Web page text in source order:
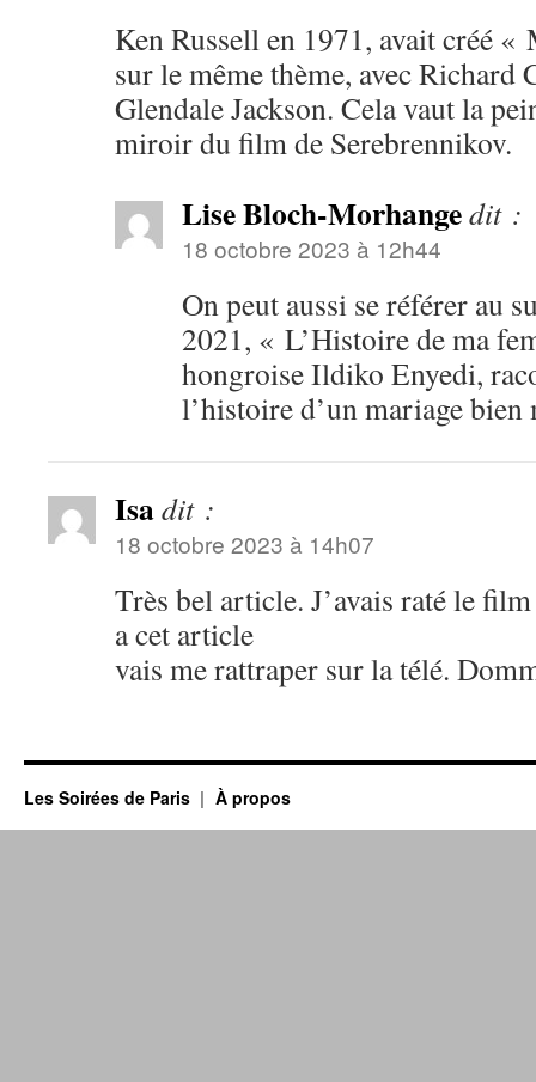
Ken Russell en 1971, avait créé
sur le même thème, avec Richard
Glendale Jackson. Cela vaut la
miroir du film de Serebrennikov.
Lise Bloch-Morhangedit :
18 octobre 2023 à 12h44
On peut aussi se référer au
2021, « L’Histoire de ma
hongroise Ildiko Enyedi,
l’histoire d’un mariage
Isadit :
18 octobre 2023 à 14h07
Très bel article. J’avais raté le
a cet article
vais me rattraper sur la télé.
Les Soirées de Paris À propos